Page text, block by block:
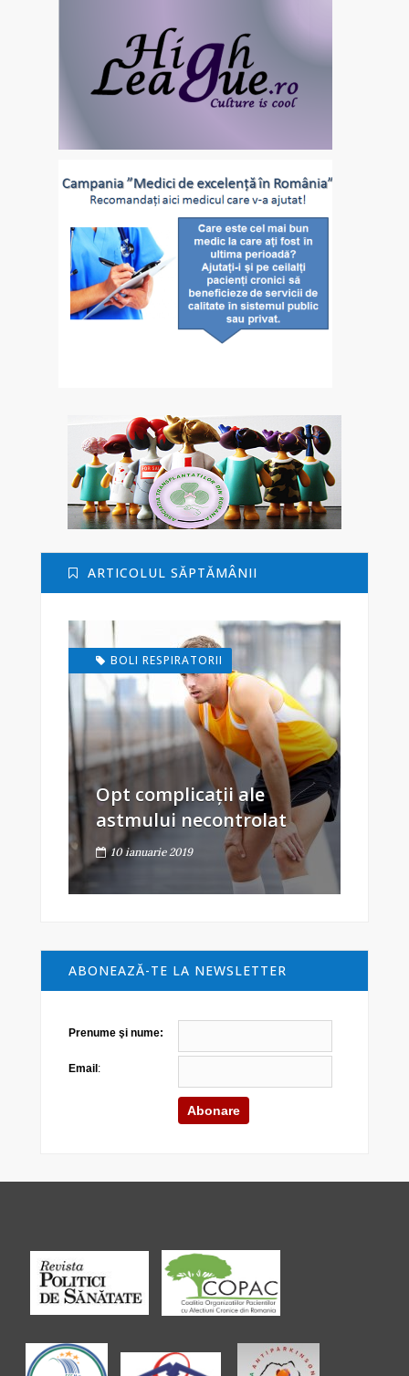
ARTICOLUL SĂPTĂMÂNII
BOLI RESPIRATORII
Opt complicații ale
astmului necontrolat
10 ianuarie 2019
ABONEAZĂ-TE LA NEWSLETTER
Prenume şi nume:
Email :